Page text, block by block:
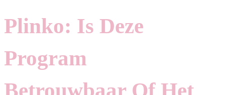
Plinko: Is Deze
Program